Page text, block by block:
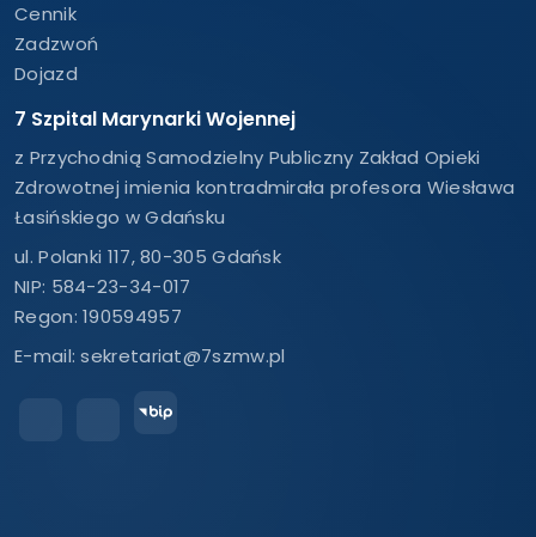
Cennik
Zadzwoń
Dojazd
7 Szpital Marynarki Wojennej
z Przychodnią Samodzielny Publiczny Zakład Opieki
Zdrowotnej imienia kontradmirała profesora Wiesława
Łasińskiego w Gdańsku
ul. Polanki 117, 80-305 Gdańsk
NIP: 584-23-34-017
Regon: 190594957
E-mail:sekretariat@7szmw.pl